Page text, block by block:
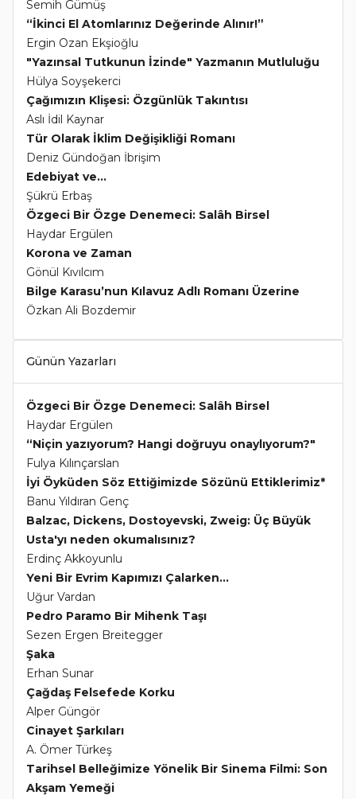
Semih Gümüş
“İkinci El Atomlarınız Değerinde Alınır!”
Ergin Ozan Ekşioğlu
"Yazınsal Tutkunun İzinde" Yazmanın Mutluluğu
Hülya Soyşekerci
Çağımızın Klişesi: Özgünlük Takıntısı
Aslı İdil Kaynar
Tür Olarak İklim Değişikliği Romanı
Deniz Gündoğan İbrişim
Edebiyat ve...
Şükrü Erbaş
Özgeci Bir Özge Denemeci: Salâh Birsel
Haydar Ergülen
Korona ve Zaman
Gönül Kıvılcım
Bilge Karasu’nun Kılavuz Adlı Romanı Üzerine
Özkan Ali Bozdemir
Günün Yazarları
Özgeci Bir Özge Denemeci: Salâh Birsel
Haydar Ergülen
“Niçin yazıyorum? Hangi doğruyu onaylıyorum?"
Fulya Kılınçarslan
İyi Öyküden Söz Ettiğimizde Sözünü Ettiklerimiz*
Banu Yıldıran Genç
Balzac, Dickens, Dostoyevski, Zweig: Üç Büyük
Usta'yı neden okumalısınız?
Erdinç Akkoyunlu
Yeni Bir Evrim Kapımızı Çalarken...
Uğur Vardan
Pedro Paramo Bir Mihenk Taşı
Sezen Ergen Breitegger
Şaka
Erhan Sunar
Çağdaş Felsefede Korku
Alper Güngör
Cinayet Şarkıları
A. Ömer Türkeş
Tarihsel Belleğimize Yönelik Bir Sinema Filmi: Son
Akşam Yemeği